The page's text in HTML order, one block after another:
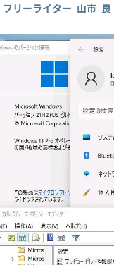
フリーライター 山市 良